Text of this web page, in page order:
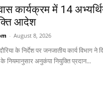
कार्यक्रम में 14
आदेश
- August 8, 2026
के निर्देश पर जनजातीय कार्य विभाग ने
अनुकंपा नियुक्ति प्रदान...